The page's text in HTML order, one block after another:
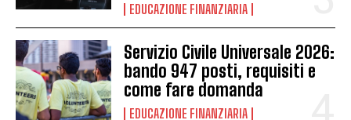
EDUCAZIONE FINANZIARIA
Servizio Civile Universale 2026:
bando 947 posti, requisiti e
come fare domanda
EDUCAZIONE FINANZIARIA